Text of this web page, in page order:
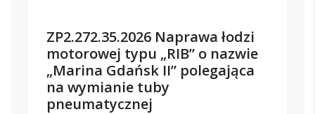
ZP2.272.35.2026 Naprawa łodzi
motorowej typu „RIB” o nazwie
„Marina Gdańsk II” polegająca
na wymianie tuby
pneumatycznej